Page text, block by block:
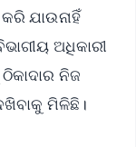
ଯାଉନାହିଁ
ଅଧିକାରୀ
ନିଜ
ମିଳିଛି।